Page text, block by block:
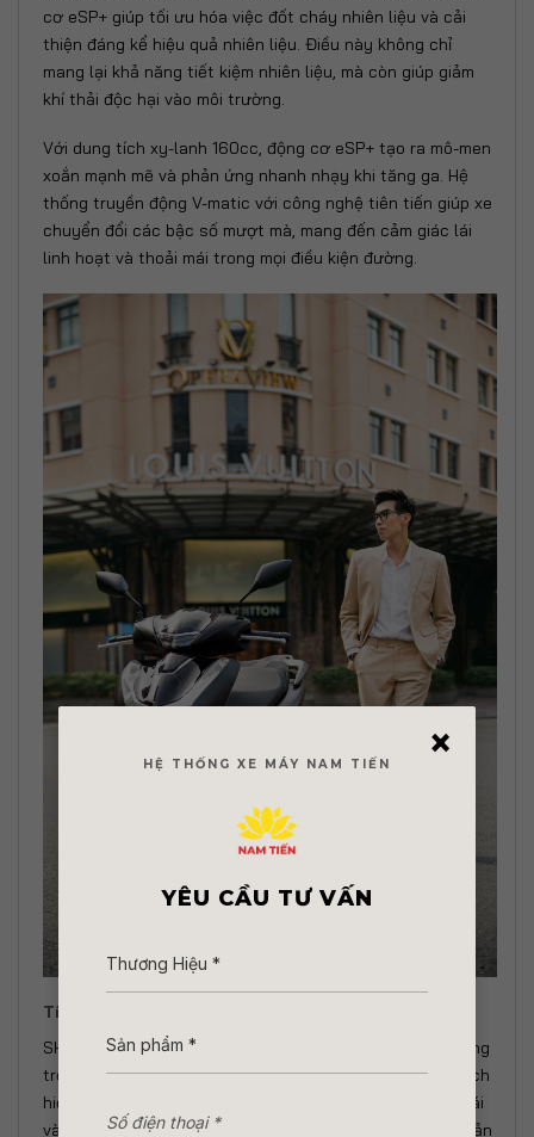
cơ eSP+ giúp tối ưu hóa việc đốt cháy nhiên liệu và cải
thiện đáng kể hiệu quả nhiên liệu. Điều này không chỉ
mang lại khả năng tiết kiệm nhiên liệu, mà còn giúp giảm
khí thải độc hại vào môi trường.
Với dung tích xy-lanh 160cc, động cơ eSP+ tạo ra mô-men
xoắn mạnh mẽ và phản ứng nhanh nhạy khi tăng ga. Hệ
thống truyền động V-matic với công nghệ tiên tiến giúp xe
chuyển đổi các bậc số mượt mà, mang đến cảm giác lái
linh hoạt và thoải mái trong mọi điều kiện đường.
Tính năng tiện ích của SH160 tiêu chuẩn
SH160 không chỉ chinh phục khách hàng bởi thiết kế sang
trọng mà còn được yêu thích bởi những tính năng tiện ích
hiện đại, giúp đem đến trải nghiệm lái xe tinh tế, thoải mái
và đẳng cấp, về cơ bản thì các trang bị của các phiên bản
×
HỆ THỐNG XE MÁY NAM TIẾN
YÊU CẦU TƯ VẤN